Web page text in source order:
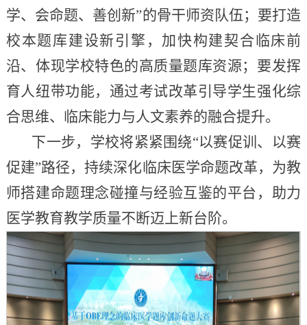
学、会命题、善创新”的骨干师资队伍；要打造
校本题库建设新引擎，加快构建契合临床前
沿、体现学校特色的高质量题库资源；要发挥
育人纽带功能，通过考试改革引导学生强化综
合思维、临床能力与人文素养的融合提升。
下一步，学校将紧紧围绕“以赛促训、以赛
促建”路径，持续深化临床医学命题改革，为教
师搭建命题理念碰撞与经验互鉴的平台，助力
医学教育教学质量不断迈上新台阶。